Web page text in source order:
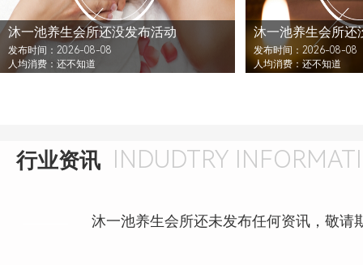
沐一池养生会所还没发布活动
发布时间：2026-08-08
人均消费：还不知道
沐一池养生会所还
发布时间：2026-08-08
人均消费：还不知道
行业资讯 INDUDTRY
沐一池养生会所还未发布任何资讯，敬请